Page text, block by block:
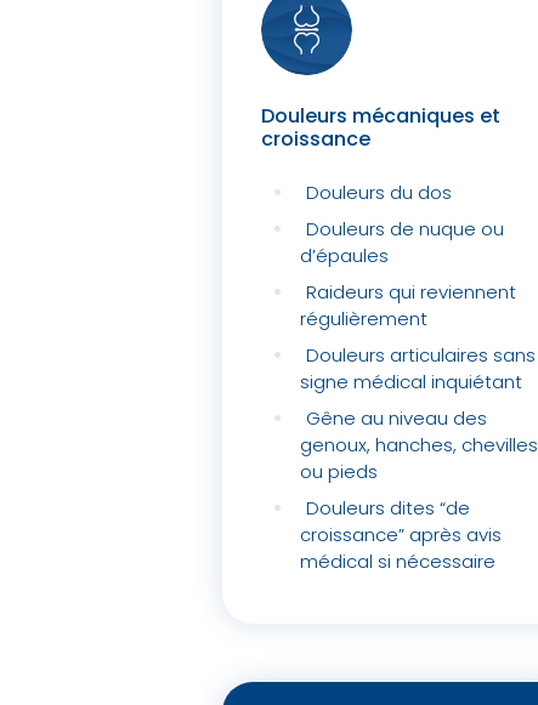
Douleurs mécaniques et
croissance
Douleurs du dos
Douleurs de nuque ou
d’épaules
Raideurs qui reviennent
régulièrement
Douleurs articulaires sans
signe médical inquiétant
Gêne au niveau des
genoux, hanches, chevilles
ou pieds
Douleurs dites “de
croissance” après avis
médical si nécessaire